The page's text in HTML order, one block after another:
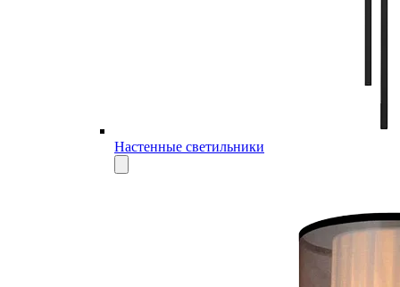
Настенные светильники